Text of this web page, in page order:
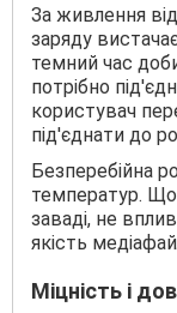
За живлення
заряду
темний час
потрібно
користувач
під'єднати до
Безперебійна
температур.
заваді, не
якість
Міцність і